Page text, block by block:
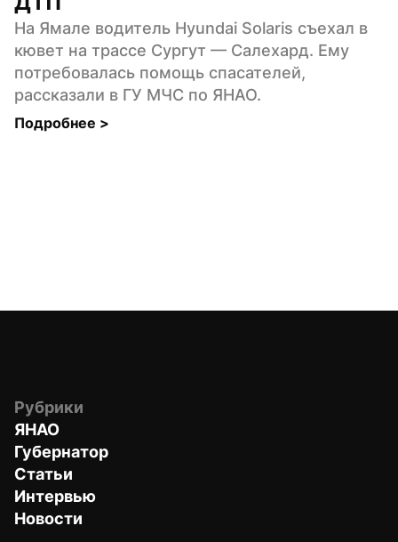
На Ямале водитель Hyundai Solaris съехал в
кювет на трассе Сургут — Салехард. Ему
потребовалась помощь спасателей,
рассказали в ГУ МЧС по ЯНАО.
Подробнее >
Рубрики
ЯНАО
Губернатор
Статьи
Интервью
Новости